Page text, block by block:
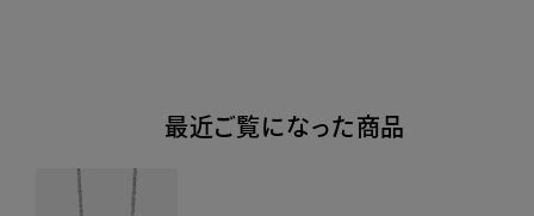
最近ご覧になった商品